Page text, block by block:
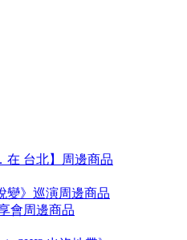
在 台北】周邊商品
變》巡演周邊商品
會周邊商品